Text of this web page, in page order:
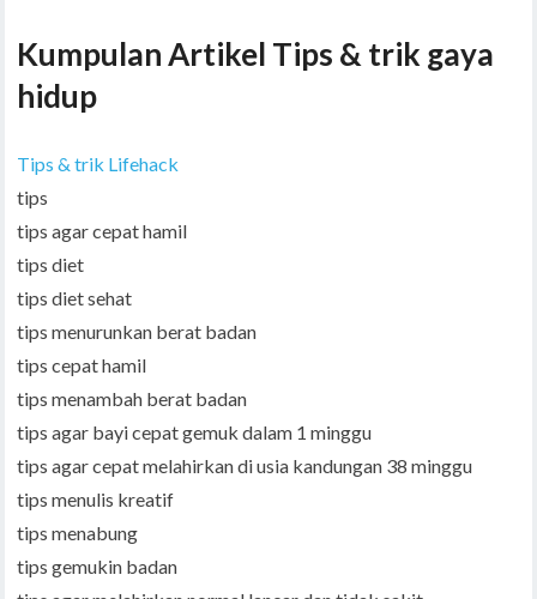
Kumpulan Artikel Tips & trik gaya
hidup
Tips & trik Lifehack
tips
tips agar cepat hamil
tips diet
tips diet sehat
tips menurunkan berat badan
tips cepat hamil
tips menambah berat badan
tips agar bayi cepat gemuk dalam 1 minggu
tips agar cepat melahirkan di usia kandungan 38 minggu
tips menulis kreatif
tips menabung
tips gemukin badan